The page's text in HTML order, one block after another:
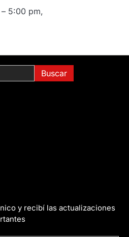
5:00 pm,
y recibí las actualizaciones